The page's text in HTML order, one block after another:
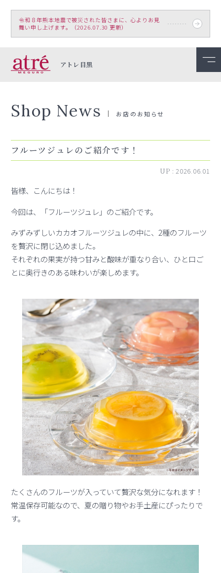
令和８年熊本地震で被災された皆さまに、心よりお見
舞い申し上げます。（2026.07.30 更新）
アトレ目黒
Shop News お店のお知らせ
フルーツジュレのご紹介です！
UP : 2026.06.01
皆様、こんにちは！
今回は、「フルーツジュレ」のご紹介です。
みずみずしいカカオフルーツジュレの中に、2種のフルーツ
を贅沢に閉じ込めました。
それぞれの果実が持つ甘みと酸味が重なり合い、ひと口ご
とに奥行きのある味わいが楽しめます。
たくさんのフルーツが入っていて贅沢な気分になれます！
常温保存可能なので、夏の贈り物やお手土産にぴったりで
す。